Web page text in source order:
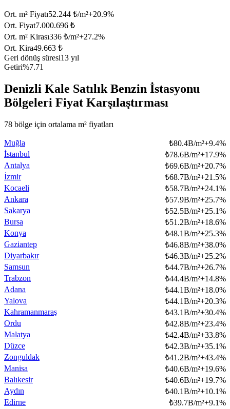
Ort. m² Fiyatı52.244 ₺/m²+20.9%
Ort. Fiyat7.000.696 ₺
Ort. m² Kirası336 ₺/m²+27.2%
Ort. Kira49.663 ₺
Geri dönüş süresi13 yıl
Getiri%7.71
Denizli Kale Satılık Benzin İstasyonu
Bölgeleri Fiyat Karşılaştırması
78 bölge için ortalama m² fiyatları
Muğla ₺80.4B/m²+9.4%
İstanbul
₺78.6B/m²+17.9%
Antalya
₺69.6B/m²+20.7%
İzmir
₺68.7B/m²+21.5%
Kocaeli
₺58.7B/m²+24.1%
Ankara
₺57.9B/m²+25.7%
Sakarya
₺52.5B/m²+25.1%
Bursa
₺51.2B/m²+18.6%
Konya
₺48.1B/m²+25.3%
Gaziantep
₺46.8B/m²+38.0%
Diyarbakır
₺46.3B/m²+25.2%
Samsun
₺44.7B/m²+26.7%
Trabzon
₺44.4B/m²+14.8%
Adana
₺44.1B/m²+18.0%
Yalova
₺44.1B/m²+20.3%
Kahramanmaraş
₺43.1B/m²+30.4%
Ordu
₺42.8B/m²+23.4%
Malatya
₺42.4B/m²+33.8%
Düzce
₺42.3B/m²+35.1%
Zonguldak
₺41.2B/m²+43.4%
Manisa
₺40.6B/m²+19.6%
Balıkesir
₺40.6B/m²+19.7%
Aydın
₺40.1B/m²+10.1%
Edirne
₺39.7B/m²+9.1%